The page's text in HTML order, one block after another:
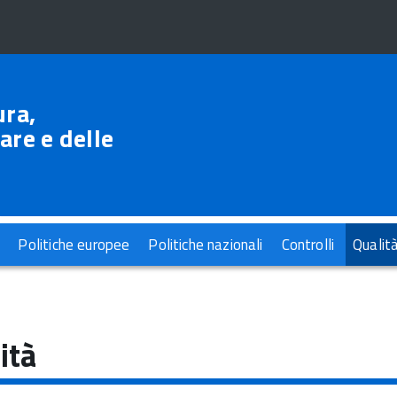
e delle
Politiche europee Politiche nazionali Controlli